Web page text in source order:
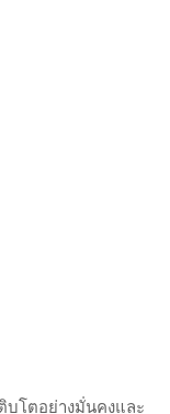
โตอย่างมั่นคงและ